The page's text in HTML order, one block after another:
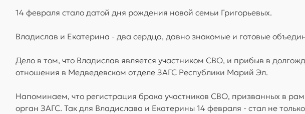
14 февраля стало датой дня рождения новой семьи Григорьевых.
Владислав и Екатерина - два сердца, давно знакомые и готовые
Дело в том, что Владислав является участником СВО, и прибыв в
отношения в Медведевском отделе ЗАГС Республики Марий Эл.
Напоминаем, что регистрация брака участников СВО, призванных в
орган ЗАГС. Так для Владислава и Екатерины 14 февраля - стал не